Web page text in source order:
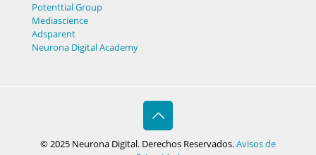
Potenttial Group
Mediascience
Adsparent
Neurona Digital Academy
© 2025 Neurona Digital. Derechos Reservados.Avisos de